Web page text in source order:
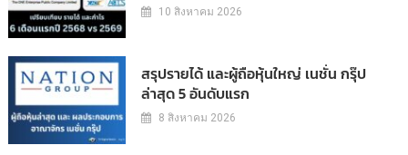
10 สิงหาคม 2026
สรุปรายได้ และผู้ถือหุ้นใหญ่ เนชั่น กรุ๊ป
ล่าสุด 5 อันดับแรก
8 สิงหาคม 2026